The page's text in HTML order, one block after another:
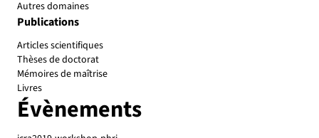
Autres domaines
Publications
Articles scientifiques
Thèses de doctorat
Mémoires de maîtrise
Livres
Évènements